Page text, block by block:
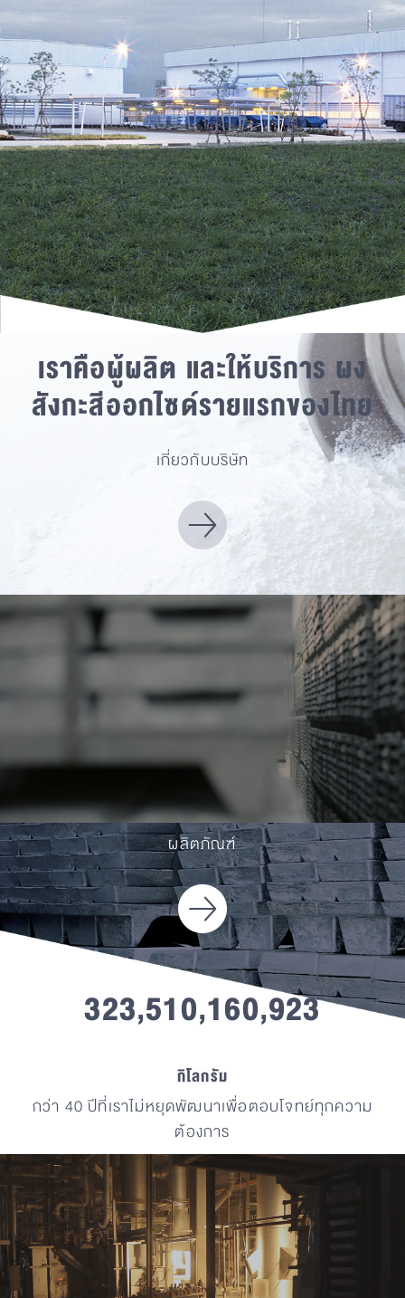
เราคือผู้ผลิต และให้บริการผง
สังกะสีออกไซด์รายแรกของไทย
เกี่ยวกับบริษัท
ผลิตภัณฑ์
323,510,160,92
3
กิโลกรัม
กว่า 40 ปีที่เราไม่หยุดพัฒนาเพื่อตอบโจทย์ทุกความ
ต้องการ